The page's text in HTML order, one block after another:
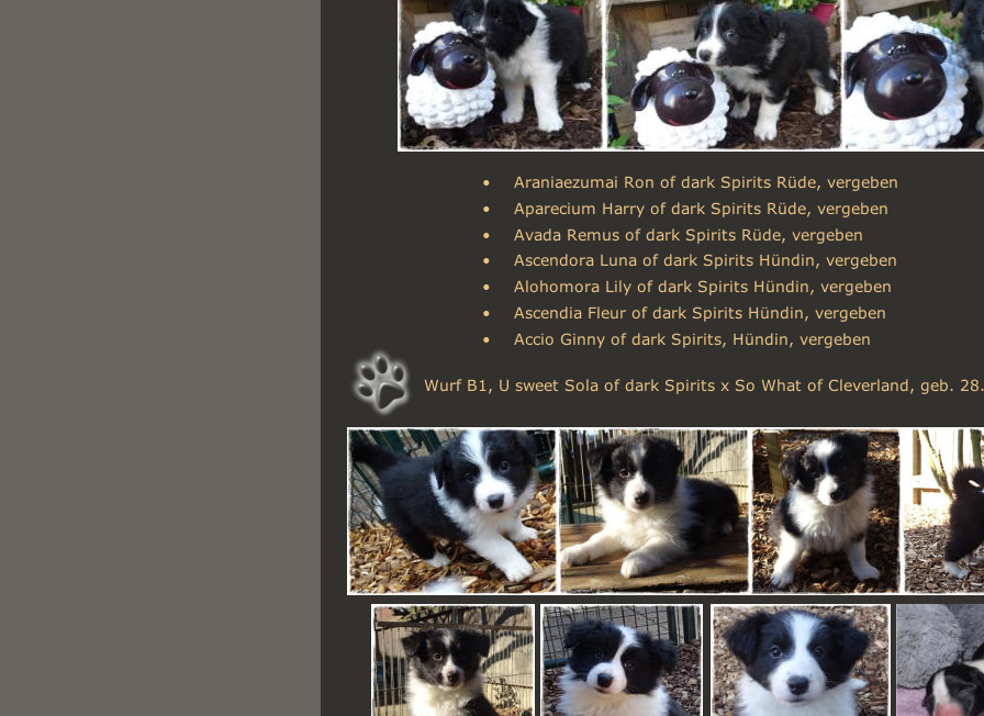
• Araniaezumai Ron of dark Spirits Rüde, vergeben
• Aparecium Harry of dark Spirits Rüde, vergeben
• Avada Remus of dark Spirits Rüde, vergeben
• Ascendora Luna of dark Spirits Hündin, vergeben
• Alohomora Lily of dark Spirits Hündin, vergeben
• Ascendia Fleur of dark Spirits Hündin, vergeben
• Accio Ginny of dark Spirits, Hündin, vergeben
Wurf B1, U sweet Sola of dark Spirits x So What of Cleverland, geb.